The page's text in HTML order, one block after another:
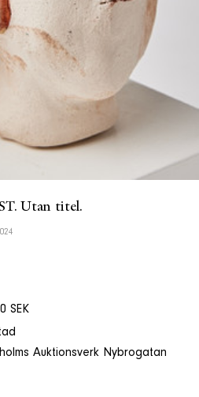
Utan titel.
SEK
Auktionsverk Nybrogatan